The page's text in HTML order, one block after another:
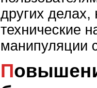
других делах,
технические
манипуляции
Повышение